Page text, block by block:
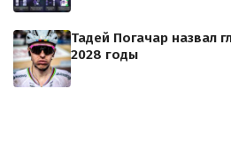
Тадей Погачар назвал
2028 годы